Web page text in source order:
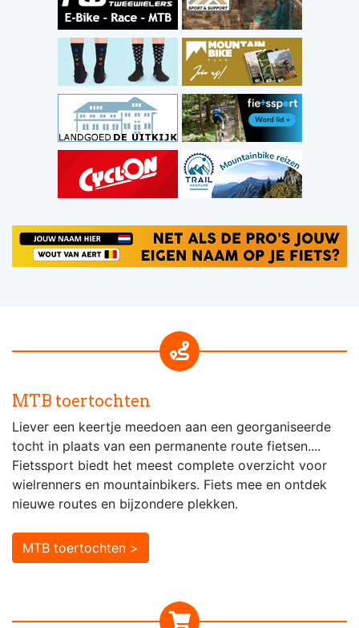
MTB toertochten
Liever een keertje meedoen aan een georganiseerde
tocht in plaats van een permanente route fietsen....
Fietssport biedt het meest complete overzicht voor
wielrenners en mountainbikers. Fiets mee en ontdek
nieuwe routes en bijzondere plekken.
MTB toertochten >